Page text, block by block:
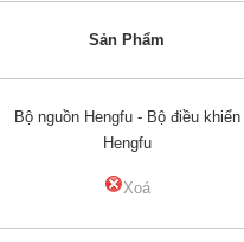
Sản Phẩm
Bộ nguồn Hengfu - Bộ điều khiển
Hengfu
Xoá